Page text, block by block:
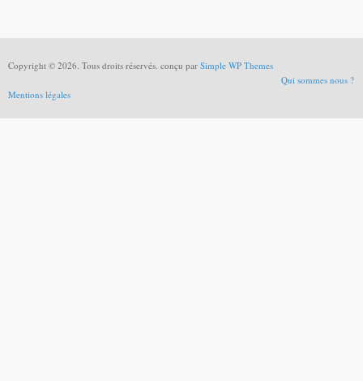
Copyright © 2026. Tous droits réservés. conçu par Simple WP Themes
Qui sommes nous ?
Mentions légales